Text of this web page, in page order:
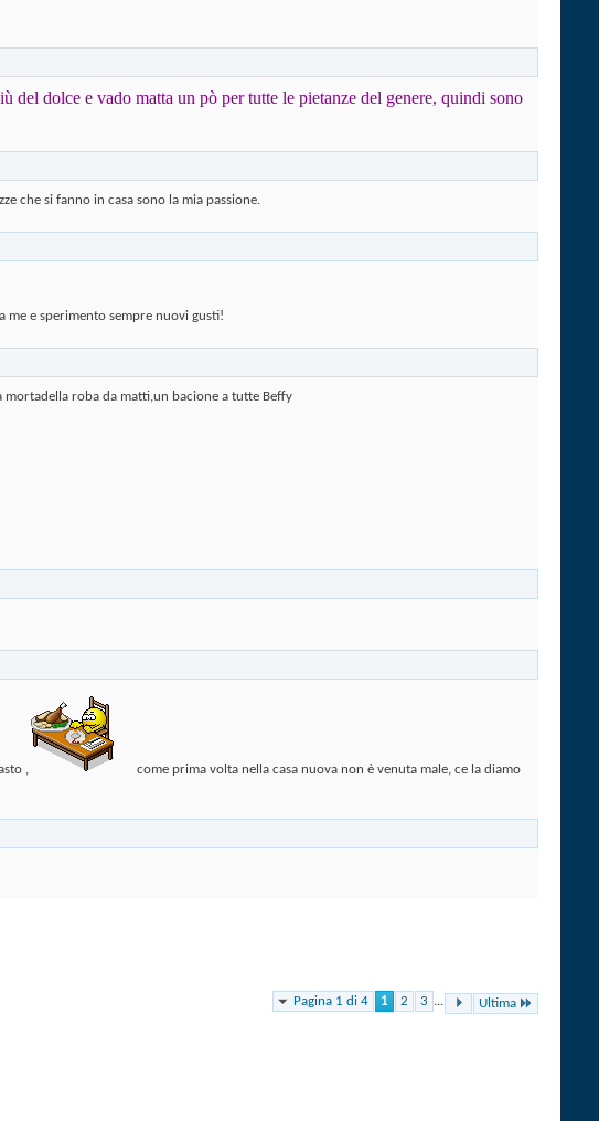
dolce e vado matta un pò per tutte le pietanze del genere, quindi sono
che si fanno in casa sono la mia passione.
me e sperimento sempre nuovi gusti!
mortadella roba da matti,un bacione a tutte Beffy
,
come prima volta nella casa nuova non è venuta male, ce la diamo
Pagina 1 di 4 1 2 3 ... Ultima